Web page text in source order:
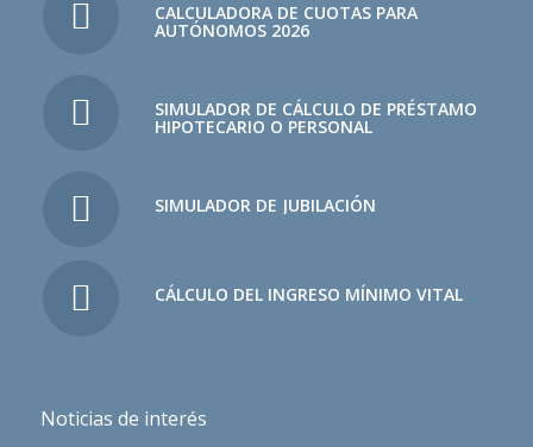
CALCULADORA DE CUOTAS PARA
AUTÓNOMOS 2026
SIMULADOR DE CÁLCULO DE PRÉSTAMO
HIPOTECARIO O PERSONAL
SIMULADOR DE JUBILACIÓN
CÁLCULO DEL INGRESO MÍNIMO VITAL
Noticias de interés